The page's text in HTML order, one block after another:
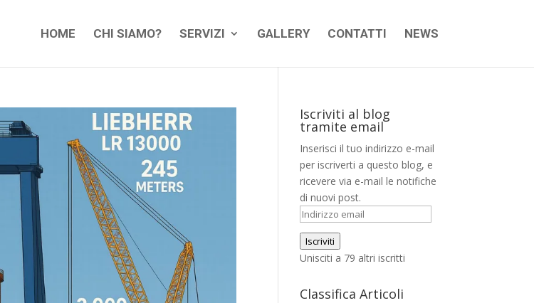
HOME CHI SIAMO? SERVIZI GALLERY CONTATTI NEWS
Iscriviti al blog
tramite email
Inserisci il tuo indirizzo e-mail
per iscriverti a questo blog, e
ricevere via e-mail le notifiche
di nuovi post.
Indirizzo
email
Iscriviti
Unisciti a 79 altri iscritti
Classifica Articoli